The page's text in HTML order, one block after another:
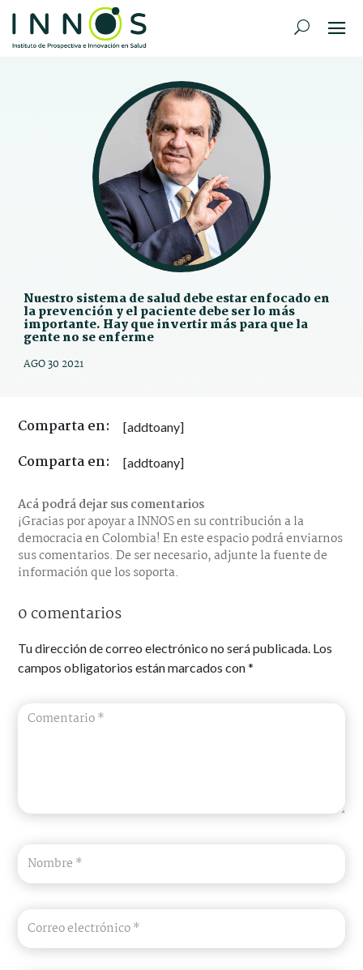
Nuestro sistema de salud debe estar enfocado en
la prevención y el paciente debe ser lo más
importante. Hay que invertir más para que la
gente no se enferme
AGO 30 2021
Comparta en: [addtoany]
Comparta en: [addtoany]
Acá podrá dejar sus comentarios
¡Gracias por apoyar a INNOS en su contribución a la
democracia en Colombia! En este espacio podrá enviarnos
sus comentarios. De ser necesario, adjunte la fuente de
información que los soporta.
0 comentarios
Tu dirección de correo electrónico no será publicada. Los
campos obligatorios están marcados con*